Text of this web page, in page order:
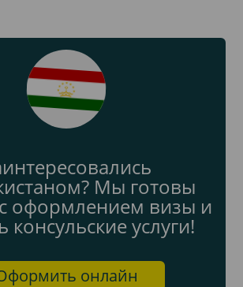
Мы готовы
оформлением визы и
консульские услуги!
онлайн